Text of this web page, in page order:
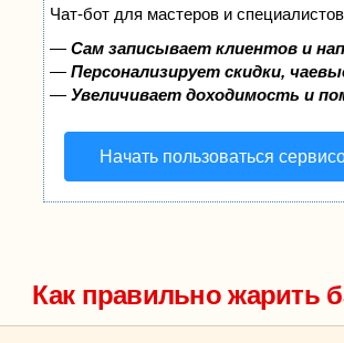
Чат-бот для мастеров и
—Сам записывает клиентов и
—Персонализирует скидки,
—Увеличивает доходимость и
Начать пользоваться
Как правильно жарить